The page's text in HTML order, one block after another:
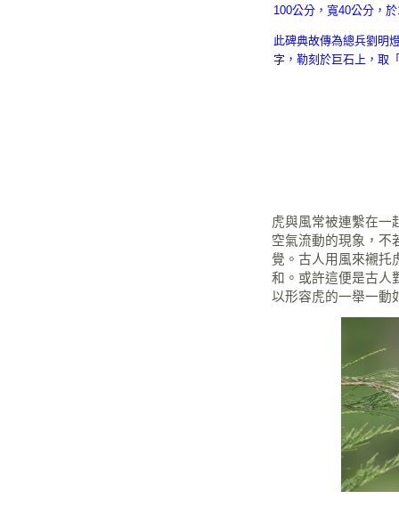
100公分，寬40公分，
此碑典故傳為總兵劉明
字，勒刻於巨石上，取
虎與風常被連繫在一
空氣流動的現象，不
覺。古人用風來襯托
和。或許這便是古人
以形容虎的一舉一動